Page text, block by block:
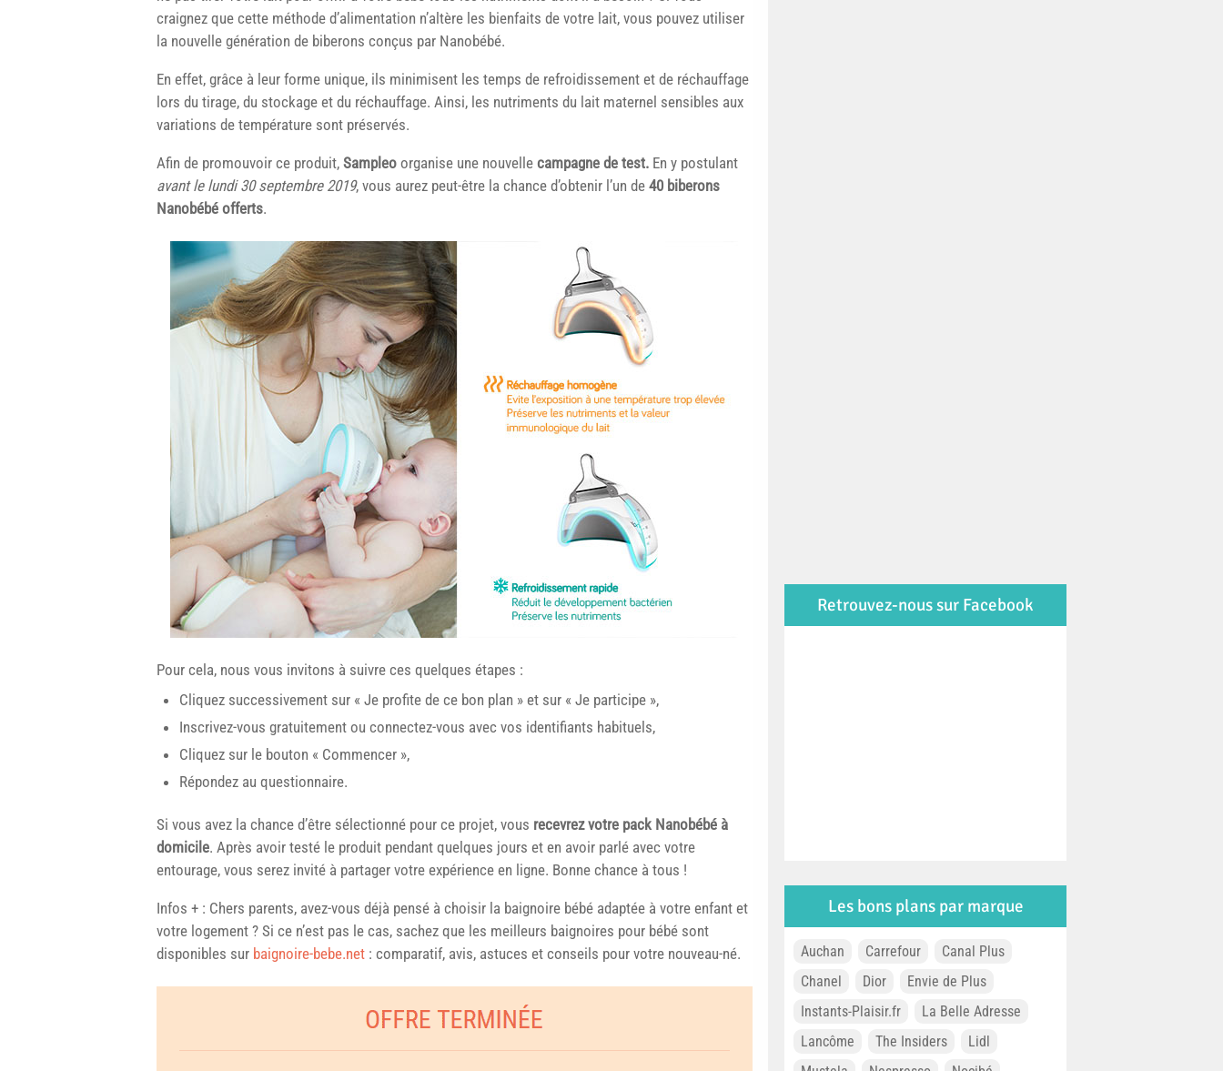
craignez que cette méthode d’alimentation n’altère les bienfaits de votre lait, vous pouvez utiliser
la nouvelle génération de biberons conçus par Nanobébé.
En effet, grâce à leur forme unique, ils minimisent les temps de refroidissement et de réchauffage
lors du tirage, du stockage et du réchauffage. Ainsi, les nutriments du lait maternel sensibles aux
variations de température sont préservés.
Afin de promouvoir ce produit, Sampleo organise une nouvelle campagne de test. En y postulant
avant le lundi 30 septembre 2019, vous aurez peut-être la chance d’obtenir l’un de 40 biberons
Nanobébé offerts.
Pour cela, nous vous invitons à suivre ces quelques étapes :
Cliquez successivement sur « Je profite de ce bon plan » et sur « Je participe »,
Inscrivez-vous gratuitement ou connectez-vous avec vos identifiants habituels,
Cliquez sur le bouton « Commencer »,
Répondez au questionnaire.
Si vous avez la chance d’être sélectionné pour ce projet, vous recevrez votre pack Nanobébé à
domicile. Après avoir testé le produit pendant quelques jours et en avoir parlé avec votre
entourage, vous serez invité à partager votre expérience en ligne. Bonne chance à tous !
Infos + : Chers parents, avez-vous déjà pensé à choisir la baignoire bébé adaptée à votre enfant et
votre logement ? Si ce n’est pas le cas, sachez que les meilleurs baignoires pour bébé sont
disponibles sur baignoire-bebe.net : comparatif, avis, astuces et conseils pour votre nouveau-né.
Retrouvez-nous sur Facebook
Les bons plans par marque
Auchan Carrefour
Canal Plus
Chanel
Dior
Envie de Plus
Instants-Plaisir.fr
La Belle Adresse
Lancôme
The Insiders
Lidl